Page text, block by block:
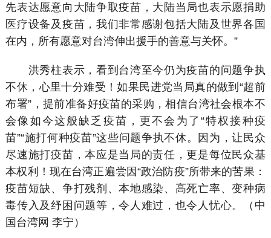
先表达愿意向大陆争取疫苗，大陆当局也表示愿捐助
医疗设备及疫苗，我们非常感谢包括大陆及世界各国
在内，所有愿意对台湾伸出援手的善意与关怀。”
洪秀柱表示，看到台湾至今仍为疫苗的问题争执
不休，心里十分难受！如果民进党当局真的做到“超前
布署”，提前准备好疫苗的采购，相信台湾社会根本不
会像如今这般缺乏疫苗，更不会为了“特权接种疫
苗”“施打何种疫苗”这些问题争执不休。因为，让民众
尽速施打疫苗，本应是当局的责任，更是每位民众基
本权利！现在台湾正遍尝因“政治防疫”所带来的苦果：
疫苗短缺、争打残剂、本地感染、高死亡率、变种病
毒传入及纾困问题等，令人难过，也令人忧心。（中
国台湾网 李宁）